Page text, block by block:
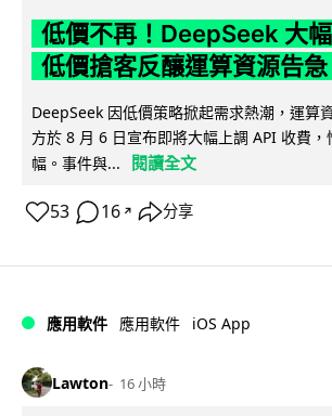
低價不再！DeepSeek 大
低價搶客反釀運算資源告急
DeepSeek 因低價策略掀起需求熱潮，運算
方於 8 月 6 日宣布即將大幅上調 API 收費，
幅。事件與...
閱讀全文
53 16 ↗ 分享
應用軟件 應用軟件 iOS App
Lawton 16 小時